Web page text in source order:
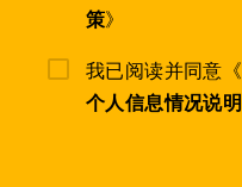
策》
我已阅读并同意《
个人信息情况说明